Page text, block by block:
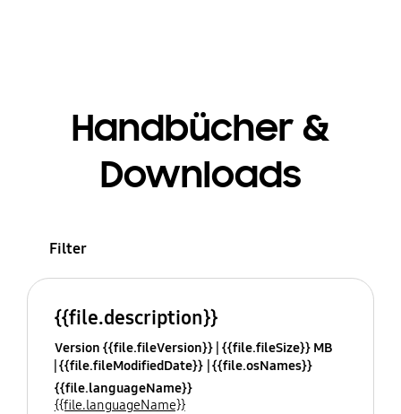
Handbücher &
Downloads
Filter
{{file.description}}
Version {{file.fileVersion}} {{file.fileSize}} MB
{{file.fileModifiedDate}} {{file.osNames}}
{{file.languageName}}
{{file.languageName}}